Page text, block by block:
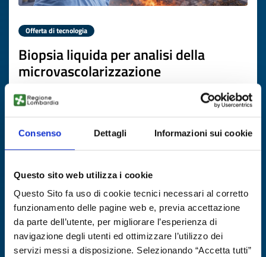
Consenso Dettagli Informazioni sui cookie
Questo sito web utilizza i cookie
Questo Sito fa uso di cookie tecnici necessari al corretto
funzionamento delle pagine web e, previa accettazione
da parte dell’utente, per migliorare l’esperienza di
navigazione degli utenti ed ottimizzare l’utilizzo dei
servizi messi a disposizione. Selezionando “Accetta tutti”
Offerta di tecnologia
Biopsia liquida per analisi della
microvascolarizzazione
ID EEN: TOGB20251112017